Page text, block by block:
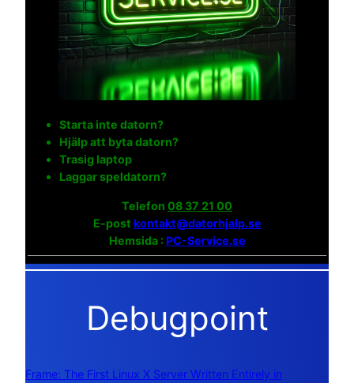
Starta inte datorn?
Hjälp att byta datorn?
Trasig laptop
Laggar speldatorn?
Telefon 08 37 21 00
E-post kontakt@datorhjalp.se
Hemsida :PC-Service.se
Debugpoint
Frame: The First Linux X Server Written Entirely in